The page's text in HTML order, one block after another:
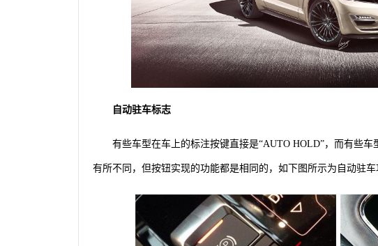
自动驻车标志
有些车型在车上的标注按键直接是“AUTO HOLD”，而有些
有所不同，但按钮实现的功能都是相同的，如下图所示为自动驻车